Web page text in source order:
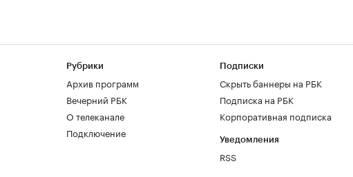
Рубрики
Архив программ
Вечерний РБК
О телеканале
Подключение
Подписки
Скрыть баннеры на РБК
Подписка на РБК
Корпоративная подписка
Уведомления
RSS